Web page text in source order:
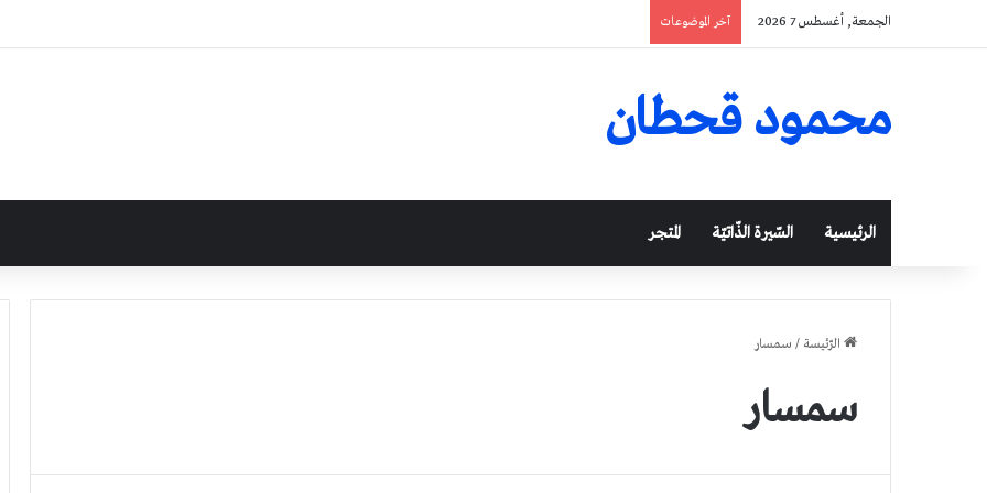
الجمعة, أغسطس 7 2026 آخر الموضوعات
محمود قحطان
الرئيسية السّيرة الذّاتيّة المتجر
الرّئيسة / سمسار
سمسار